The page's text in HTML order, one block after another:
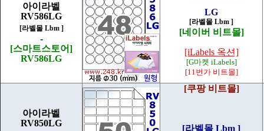
아이라벨
RV586LG
[라벨몰 Lbm ]
-
[스마트스토어]
RV586LG
LG
[라벨몰 Lbm ]
[네이버 비트몰]
[iLabels 옥션]
[G마켓 iLabels]
[11번가 비트몰]
아이라벨
RV850LG
[쿠팡 비트몰]
[라벨몰 Lbm ]